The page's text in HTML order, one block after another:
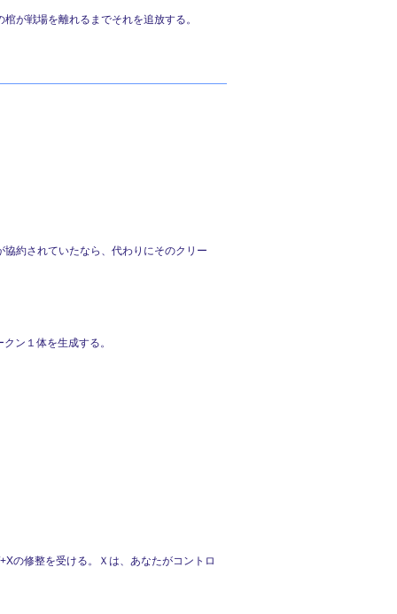
が戦場を離れるまでそれを追放する。
約されていたなら、代わりにそのクリー
ン１体を生成する。
の修整を受ける。Ｘは、あなたがコントロ